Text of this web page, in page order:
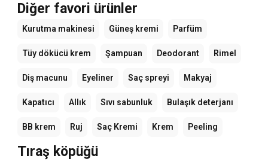
Diğer favori ürünler
Kurutma makinesi Güneş kremi Parfüm
Tüy dökücü krem Şampuan Deodorant Rimel
Diş macunu Eyeliner Saç spreyi Makyaj
Kapatıcı Allık Sıvı sabunluk Bulaşık deterjanı
BB krem Ruj Saç Kremi Krem Peeling
Tıraş köpüğü